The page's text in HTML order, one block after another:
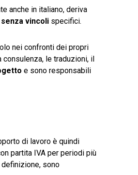
anche in italiano, deriva
vincoli specifici.
nei confronti dei propri
le traduzioni, il
e sono responsabili
di lavoro è quindi
partita IVA per periodi più
sono